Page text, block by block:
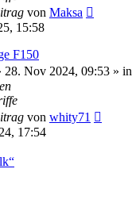
von Maksa
15:58
F150
28. Nov 2024, 09:53 » in
von whity71
17:54